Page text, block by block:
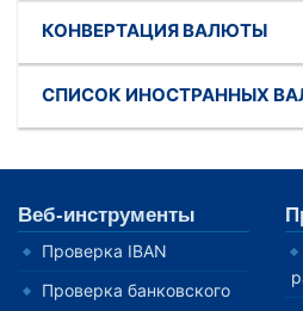
КОНВЕРТАЦИЯ ВАЛЮТЫ
СПИСОК ИНОСТРАННЫХ
Веб-инструменты
Проверка IBAN
Проверка банковского